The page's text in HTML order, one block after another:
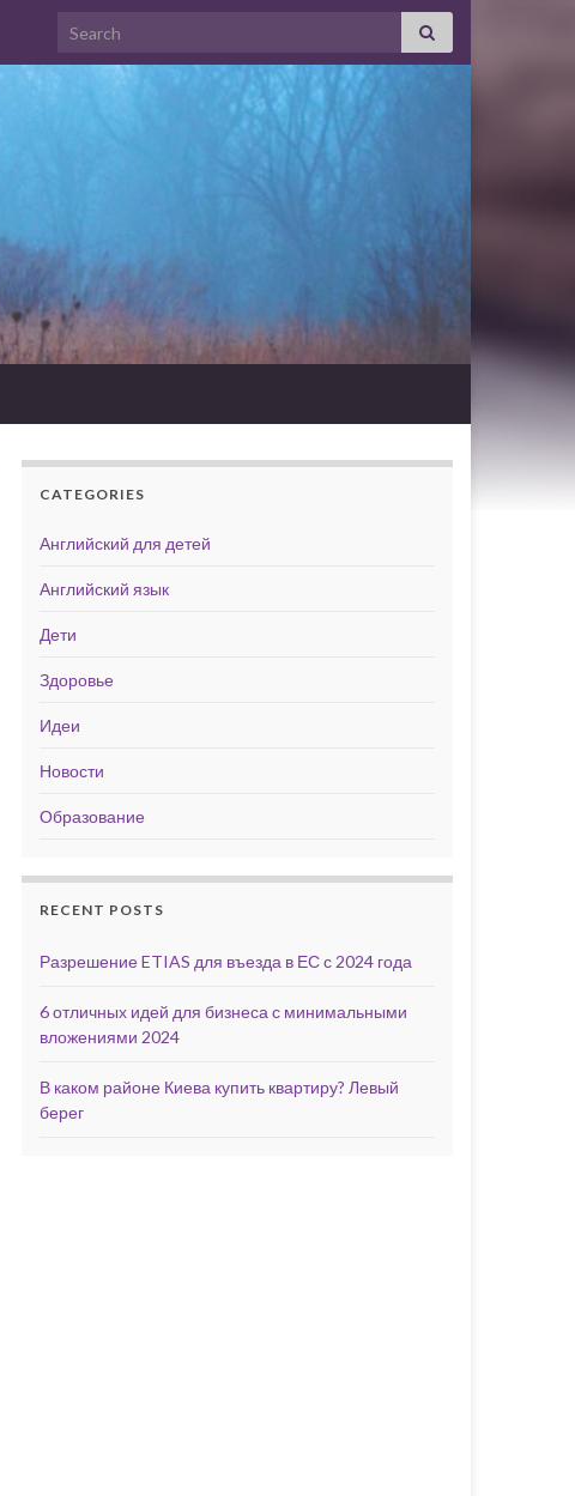
Search for:
CATEGORIES
Английский для детей
Английский язык
Дети
Здоровье
Идеи
Новости
Образование
RECENT POSTS
Разрешение ETIAS для въезда в ЕС с 2024 года
6 отличных идей для бизнеса с минимальными
вложениями 2024
В каком районе Киева купить квартиру? Левый
берег